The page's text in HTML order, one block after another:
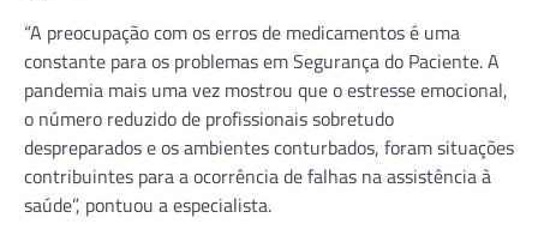
“A preocupação com os erros de medicamentos é uma
constante para os problemas em Segurança do Paciente. A
pandemia mais uma vez mostrou que o estresse emocional,
o número reduzido de profissionais sobretudo
despreparados e os ambientes conturbados, foram situações
contribuintes para a ocorrência de falhas na assistência à
saúde”, pontuou a especialista.